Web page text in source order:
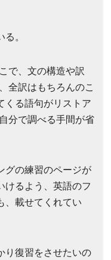
。
で、文の構造や訳
全訳はもちろんのこ
くる語句がリストア
分で調べる手間が省
グの練習のページが
けるよう、英語のフ
、載せてくれてい
り復習をさせたいの